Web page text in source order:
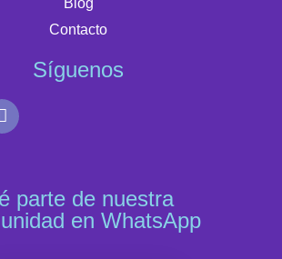
Blog
Contacto
Síguenos
parte de nuestra
en WhatsApp